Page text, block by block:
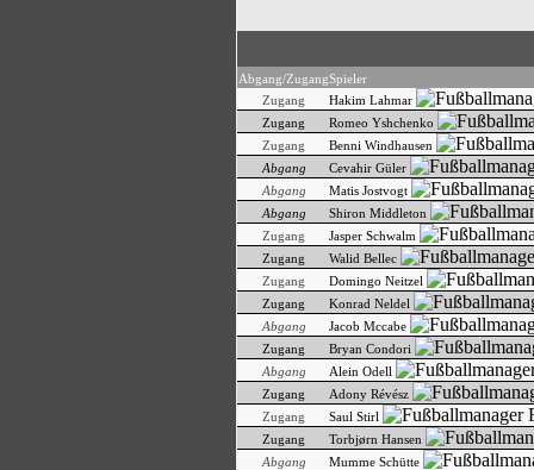
Abgang/ZugangSpieler
Zugang
Hakim Lahmar
Zugang
Romeo Yshchenko
Zugang
Benni Windhausen
Abgang
Cevahir Güler
Abgang
Matis Jostvogt
Abgang
Shiron Middleton
Zugang
Jasper Schwalm
Zugang
Walid Bellec
Zugang
Domingo Neitzel
Zugang
Konrad Neldel
Abgang
Jacob Mccabe
Zugang
Bryan Condori
Abgang
Alein Odell
Zugang
Adony Révész
Zugang
Saul Stirl
Zugang
Torbjørn Hansen
Abgang
Mumme Schütte